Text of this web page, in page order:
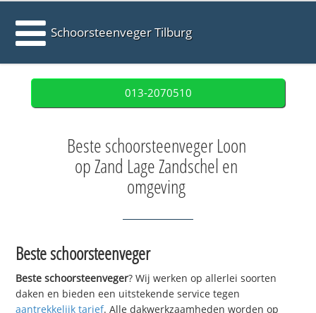
Schoorsteenveger Tilburg
013-2070510
Beste schoorsteenveger Loon
op Zand Lage Zandschel en
omgeving
Beste schoorsteenveger
Beste schoorsteenveger? Wij werken op allerlei soorten
daken en bieden een uitstekende service tegen
aantrekkelijk tarief. Alle dakwerkzaamheden worden op